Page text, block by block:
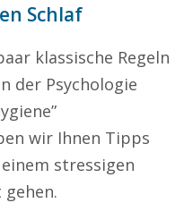
Schlaf
klassische Regeln
der Psychologie
wir Ihnen Tipps
stressigen